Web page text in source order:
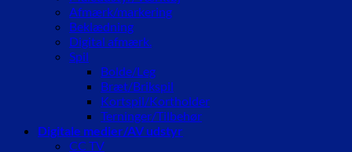
Afmærk/markering
Beklædning
Digital afmærk.
Spil
Bolde/Leg
Bræt/Brikspil
Kortspil/Kortholder
Terninger/Tilbehør
Digitale medier/AV udstyr
CC TV